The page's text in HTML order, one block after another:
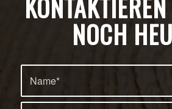
NOCH